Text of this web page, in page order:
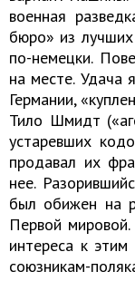
военная
бюро» из
по-немецки.
на месте. Удача
Германии,
Тило Шмидт
устаревших
продавал их
нее.
был обижен на
Первой мировой.
интереса к
союзникам-